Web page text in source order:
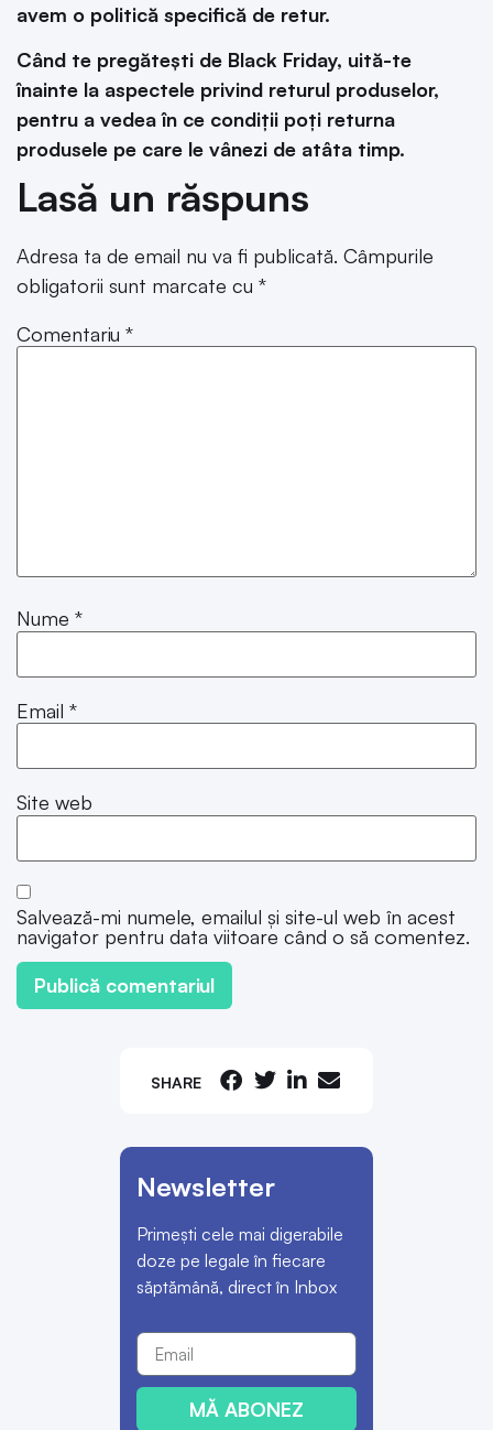
SHARE
Newsletter
Primești cele mai digerabile
doze pe legale în fiecare
săptămână, direct în Inbox
MĂ ABONEZ
avem o politică specifică de retur.
Când te pregătești de Black Friday, uită-te
înainte la aspectele privind returul produselor,
pentru a vedea în ce condiții poți returna
produsele pe care le vânezi de atâta timp.
Lasă un răspuns
Adresa ta de email nu va fi publicată. Câmpurile
obligatorii sunt marcate cu *
Comentariu *
Nume *
Email *
Site web
Salvează-mi numele, emailul și site-ul web în acest
navigator pentru data viitoare când o să comentez.